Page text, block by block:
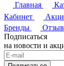
Главная
Кабинет
Бренды
Подписаться
на новости и